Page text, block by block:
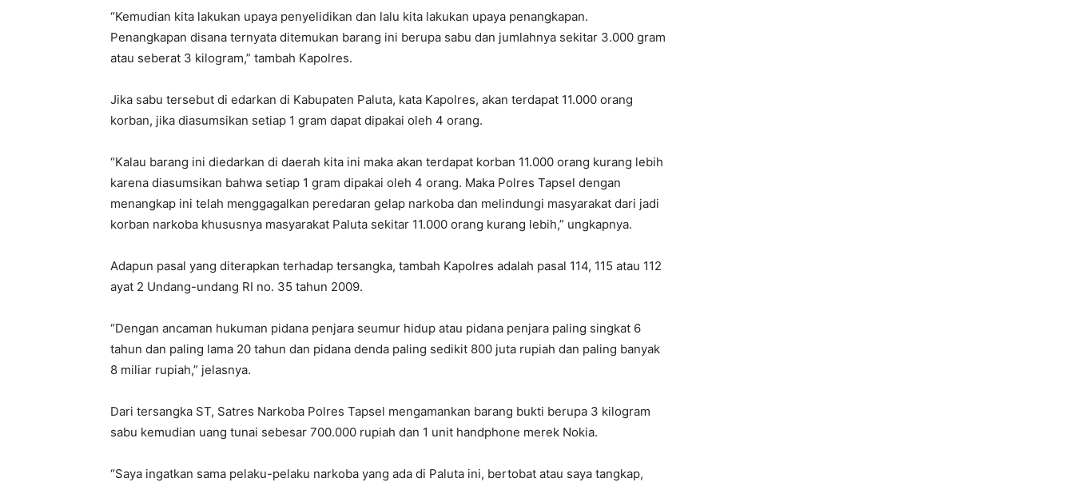
“Kemudian kita lakukan upaya penyelidikan dan lalu kita lakukan upaya penangkapan.
Penangkapan disana ternyata ditemukan barang ini berupa sabu dan jumlahnya sekitar 3.000 gram
atau seberat 3 kilogram,” tambah Kapolres.
Jika sabu tersebut di edarkan di Kabupaten Paluta, kata Kapolres, akan terdapat 11.000 orang
korban, jika diasumsikan setiap 1 gram dapat dipakai oleh 4 orang.
“Kalau barang ini diedarkan di daerah kita ini maka akan terdapat korban 11.000 orang kurang lebih
karena diasumsikan bahwa setiap 1 gram dipakai oleh 4 orang. Maka Polres Tapsel dengan
menangkap ini telah menggagalkan peredaran gelap narkoba dan melindungi masyarakat dari jadi
korban narkoba khususnya masyarakat Paluta sekitar 11.000 orang kurang lebih,” ungkapnya.
Adapun pasal yang diterapkan terhadap tersangka, tambah Kapolres adalah pasal 114, 115 atau 112
ayat 2 Undang-undang RI no. 35 tahun 2009.
“Dengan ancaman hukuman pidana penjara seumur hidup atau pidana penjara paling singkat 6
tahun dan paling lama 20 tahun dan pidana denda paling sedikit 800 juta rupiah dan paling banyak
8 miliar rupiah,” jelasnya.
Dari tersangka ST, Satres Narkoba Polres Tapsel mengamankan barang bukti berupa 3 kilogram
sabu kemudian uang tunai sebesar 700.000 rupiah dan 1 unit handphone merek Nokia.
“Saya ingatkan sama pelaku-pelaku narkoba yang ada di Paluta ini, bertobat atau saya tangkap,